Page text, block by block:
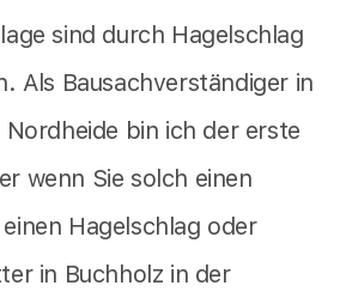
sind durch Hagelschlag
Als Bausachverständiger in
Nordheide bin ich der erste
wenn Sie solch einen
Hagelschlag oder
in Buchholz in der